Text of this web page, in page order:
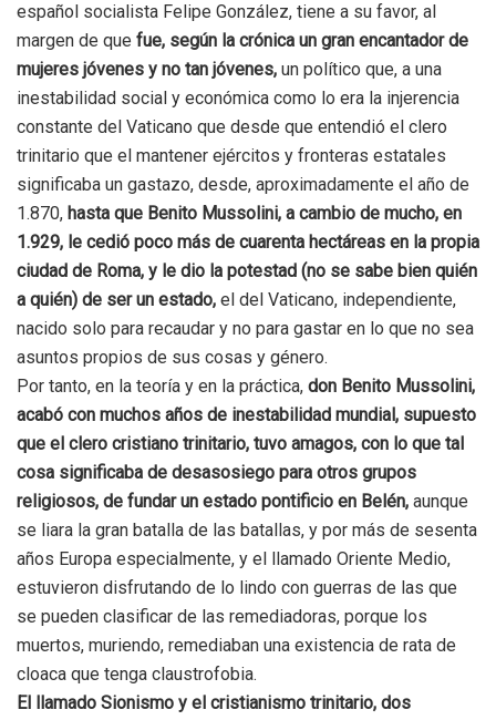
español socialista Felipe González, tiene a su favor, al
margen de que fue, según la crónica un gran encantador de
mujeres jóvenes y no tan jóvenes, un político que, a una
inestabilidad social y económica como lo era la injerencia
constante del Vaticano que desde que entendió el clero
trinitario que el mantener ejércitos y fronteras estatales
significaba un gastazo, desde, aproximadamente el año de
1.870, hasta que Benito Mussolini, a cambio de mucho, en
1.929, le cedió poco más de cuarenta hectáreas en la propia
ciudad de Roma, y le dio la potestad (no se sabe bien quién
a quién) de ser un estado, el del Vaticano, independiente,
nacido solo para recaudar y no para gastar en lo que no sea
asuntos propios de sus cosas y género.
Por tanto, en la teoría y en la práctica, don Benito Mussolini,
acabó con muchos años de inestabilidad mundial, supuesto
que el clero cristiano trinitario, tuvo amagos, con lo que tal
cosa significaba de desasosiego para otros grupos
religiosos, de fundar un estado pontificio en Belén, aunque
se liara la gran batalla de las batallas, y por más de sesenta
años Europa especialmente, y el llamado Oriente Medio,
estuvieron disfrutando de lo lindo con guerras de las que
se pueden clasificar de las remediadoras, porque los
muertos, muriendo, remediaban una existencia de rata de
cloaca que tenga claustrofobia.
El llamado Sionismo y el cristianismo trinitario, dos